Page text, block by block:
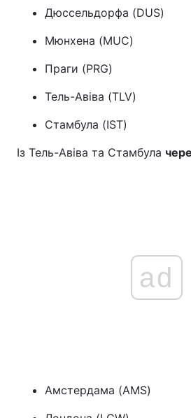
Дюссельдорфа (DUS)
Мюнхена (MUC)
Праги (PRG)
Тель-Авіва (TLV)
Стамбула (IST)
Із Тель-Авіва та Стамбула
ad
Амстердама (AMS)